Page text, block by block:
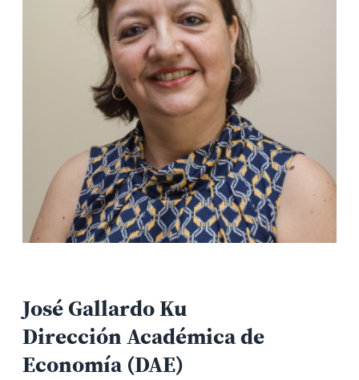
José Gallardo Ku
Dirección Académica de
Economía (DAE)